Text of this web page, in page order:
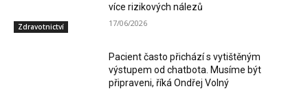
Zdravotnictví
více rizikových nálezů
17/06/2026
Pacient často přichází s vytištěným
výstupem od chatbota. Musíme být
připraveni, říká Ondřej Volný